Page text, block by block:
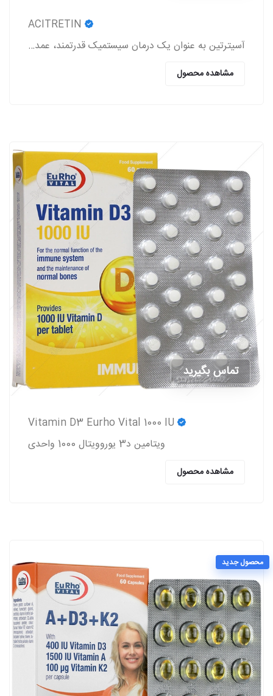
آسیترتین به عنوان یک درمان سیستمیک قدرتمند، عمدتاً در مدیریت اختلالات شدید کراتینیزاسیون پوست به کار می‌رود.
مشاهده محصول
تماس بگیرید
ویتامین د3 یوروویتال 1000 واحدی
مشاهده محصول
محصول جدید